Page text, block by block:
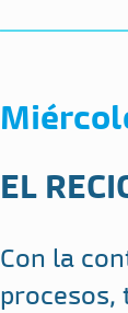
EL
Con la
procesos,